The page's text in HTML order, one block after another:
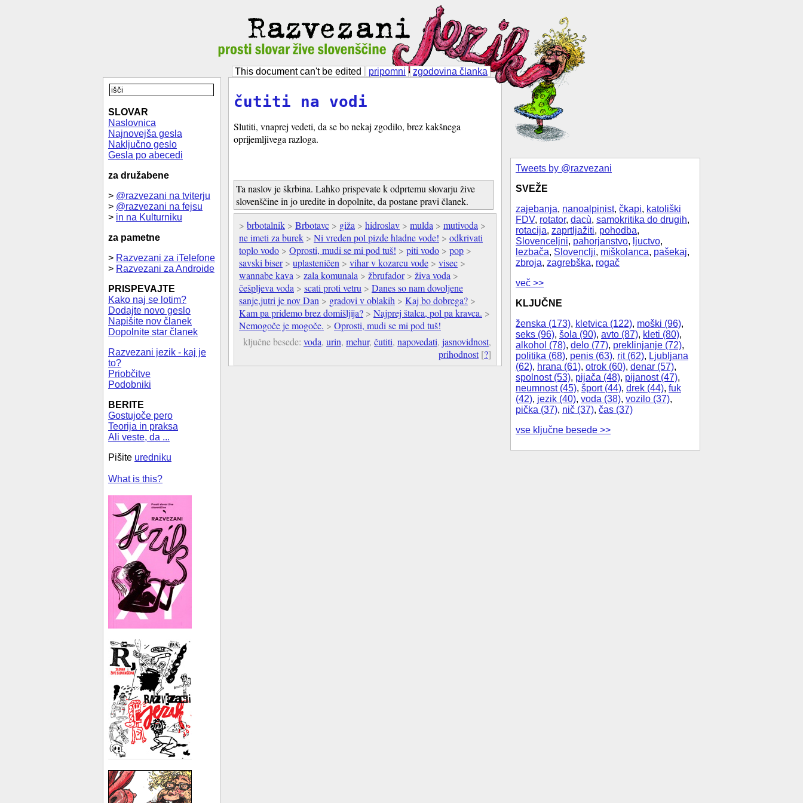
This document can't be edited pripomni zgodovina članka
Tweets by @razvezani
SVEŽE
zajebanja, nanoalpinist, čkapi, katoliški
FDV, rotator, dacù, samokritika do drugih,
rotacija, zaprtljažiti, pohodba,
Slovenceljni, pahorjanstvo, ljuctvo,
lezbača, Slovenclji, miškolanca, pašekaj,
zbroja, zagrebška, rogač
več >>
KLJUČNE
ženska (173), kletvica (122), moški (96),
seks (96), šola (90), avto (87), kleti (80),
alkohol (78), delo (77), preklinjanje (72),
politika (68), penis (63), rit (62), Ljubljana
(62), hrana (61), otrok (60), denar (57),
spolnost (53), pijača (48), pijanost (47),
neumnost (45), šport (44), drek (44), fuk
(42), jezik (40), voda (38), vozilo (37),
pička (37), nič (37), čas (37)
vse ključne besede >>
SLOVAR
Naslovnica
Najnovejša gesla
Naključno geslo
Gesla po abecedi
za družabene
> @razvezani na tviterju
> @razvezani na fejsu
> in na Kulturniku
za pametne
> Razvezani za iTelefone
> Razvezani za Androide
PRISPEVAJTE
Kako naj se lotim?
Dodajte novo geslo
Napišite nov članek
Dopolnite star članek
Razvezani jezik - kaj je
to?
Priobčitve
Podobniki
BERITE
Gostujoče pero
Teorija in praksa
Ali veste, da ...
Pišite uredniku
What is this?
čutiti na vodi
Slutiti, vnaprej vedeti, da se bo nekaj zgodilo, brez kakšnega
oprijemljivega razloga.
Ta naslov je škrbina. Lahko prispevate k odprtemu slovarju žive
slovenščine in jo uredite in dopolnite, da postane pravi članek.
> brbotalnik > Brbotavc > giža > hidroslav > mulda > mutivoda >
ne imeti za burek > Ni vreden pol pizde hladne vode! > odkrivati
toplo vodo > Oprosti, mudi se mi pod tuš! > piti vodo > pop >
savski biser> uplasteničen > vihar v kozarcu vode > visec >
wannabe kava > zala komunala > žbrufador> živa voda >
češpljeva voda > scati proti vetru > Danes so nam dovoljene
sanje,jutri je nov Dan > gradovi v oblakih > Kaj bo dobrega? >
Kam pa pridemo brez domišljija? > Najprej štalca, pol pa kravca. >
Nemogoče je mogoče. > Oprosti, mudi se mi pod tuš!
ključne besede: voda, urin, mehur, čutiti, napovedati, jasnovidnost,
prihodnost[?]